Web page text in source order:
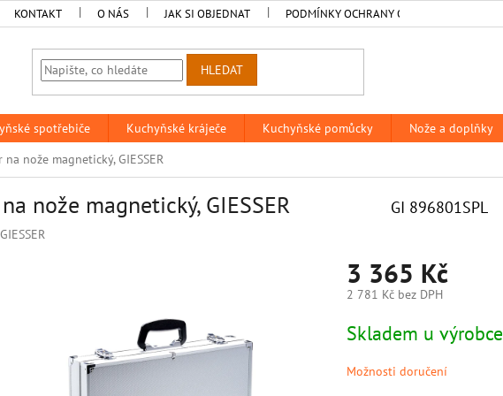
KONTAKT O NÁS JAK SI OBJEDNAT PODMÍNKY OCHRANY OSOBNÍCH ÚDAJŮ
HLEDAT
spotřebiče Kuchyňské kráječe Kuchyňské pomůcky Nože a doplňky
na nože magnetický, GIESSER
nože magnetický, GIESSER GI 896801SPL
GIESSER
3 365 Kč
2 781 Kč bez DPH
cena:
Skladem u výrobce
Možnosti doručení